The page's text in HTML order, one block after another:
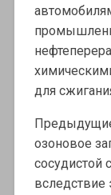
для
озоновое
сосудистой
вследствие